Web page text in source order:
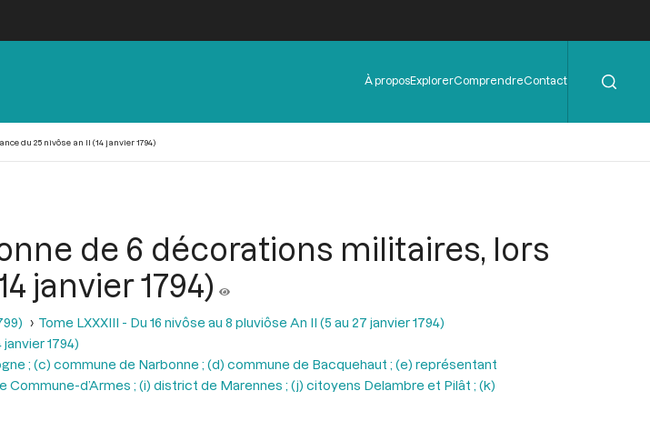
Menu
de
À proposExplorerComprendreContact
du 25 nivôse an II (14 janvier 1794)
de 6 décorations militaires, lors
janvier 1794)
Tome LXXXIII - Du 16 nivôse au 8 pluviôse An II (5 au 27 janvier 1794)
1794)
; (c) commune de Narbonne ; (d) commune de Bacquehaut ; (e) représentant
d’Armes ; (i) district de Marennes ; (j) citoyens Delambre et Pilât ; (k)